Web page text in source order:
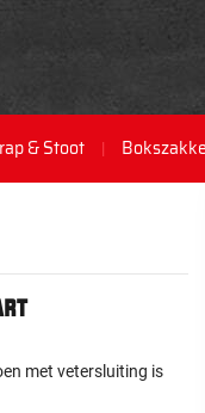
& Stoot
met vetersluiting is